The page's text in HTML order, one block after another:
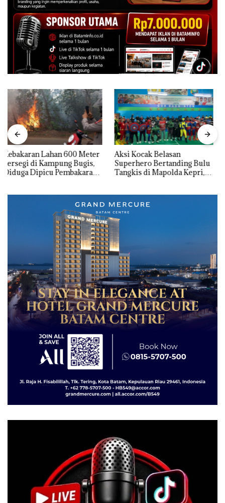
Aksi Kocak Belasan
Superhero Bertanding Bulu
Tangkis di Mapolda Kepri,
Tim Gabungan Gagalkan
Penyelundupan 1,3 Ton
Ketamine dari MV KING